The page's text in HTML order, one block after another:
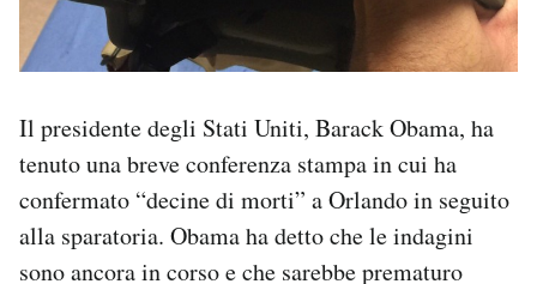
Il presidente degli Stati Uniti, Barack Obama, ha
tenuto una breve conferenza stampa in cui ha
confermato “decine di morti” a Orlando in seguito
alla sparatoria. Obama ha detto che le indagini
sono ancora in corso e che sarebbe prematuro